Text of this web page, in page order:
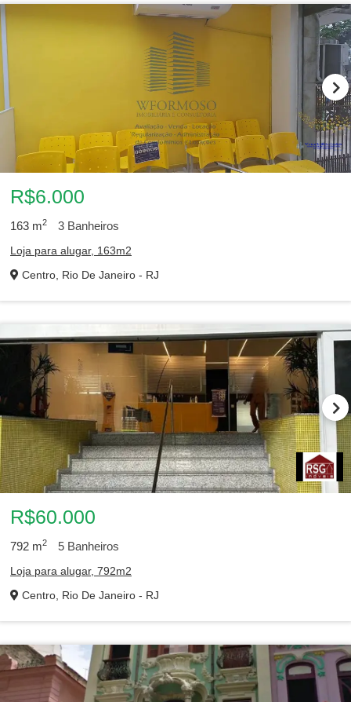
R$6.000
163 m2 3 Banheiros
Loja para alugar, 163m2
Centro, Rio De Janeiro - RJ
R$60.000
792 m2 5 Banheiros
Loja para alugar, 792m2
Centro, Rio De Janeiro - RJ